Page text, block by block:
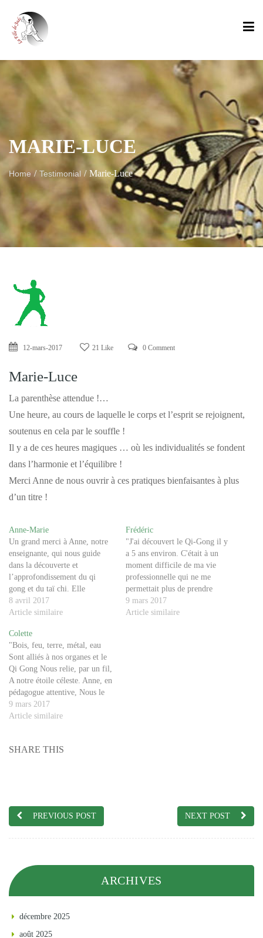
MARIE-LUCE
Home / Testimonial / Marie-Luce
12-mars-2017 21 Like 0 Comment
Marie-Luce
La parenthèse attendue !…
Une heure, au cours de laquelle le corps et l’esprit se rejoignent,
soutenus en cela par le souffle !
Il y a de ces heures magiques … où les individualités se fondent
dans l’harmonie et l’équilibre !
Merci Anne de nous ouvrir à ces pratiques bienfaisantes à plus
d’un titre !
Anne-Marie
Un grand merci à Anne, notre
enseignante, qui nous guide
dans la découverte et
l’approfondissement du qi
gong et du taï chi. Elle
professe un enseignement de
grande qualité avec une
sans cesse enrichie de nouveaux
exercices nous amenant plus
loin sur le chemin de la…
8 avril 2017
Article similaire
Frédéric
"J'ai découvert le Qi-Gong il y
a 5 ans environ. C'était à un
moment difficile de ma vie
professionnelle qui ne me
permettait plus de prendre
suffisamment de recul. J'y ai
trouvé un moyen de me
9 mars 2017
Article similaire
Colette
"Bois, feu, terre, métal, eau
Sont alliés à nos organes et le
Qi Gong Nous relie, par un fil,
A notre étoile céleste. Anne, en
pédagogue attentive, Nous le
rappelle. Merci de m'avoir
appris Cet art de vivre."
9 mars 2017
Article similaire
SHARE THIS
PREVIOUS POST NEXT POST
ARCHIVES
décembre 2025
août 2025